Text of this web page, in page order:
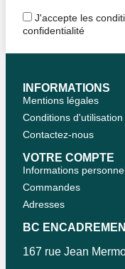
J'accepte les
confidentialité
INFORMATIONS
Mentions légales
Conditions d'utilisation
Contactez-nous
VOTRE COMPTE
Informations
Commandes
Adresses
BC
167 rue Jean